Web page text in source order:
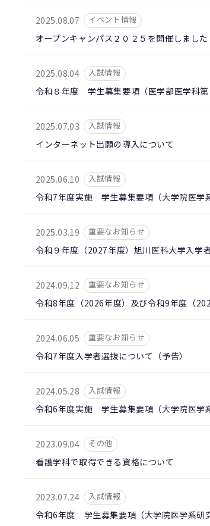
2025.08.07 イベント情報
オープンキャンパス２０２５を開催しました
2025.08.04 入試情報
令和８年度 学生募集要項（医学部医学科
2025.07.03 入試情報
インターネット出願の導入について
2025.06.10 入試情報
令和7年度実施 学生募集要項（大学院医学
2025.03.19 重要なお知らせ
令和９年度（2027年度）旭川医科大学入学
2024.09.12 重要なお知らせ
令和8年度（2026年度）及び令和9年度（
2024.06.05 重要なお知らせ
令和7年度入学者選抜について（予告）
2024.05.28 入試情報
令和6年度実施 学生募集要項（大学院医学
2023.09.04 その他
看護学科で取得できる資格について
2023.07.24 入試情報
令和6年度 学生募集要項（大学院医学系研